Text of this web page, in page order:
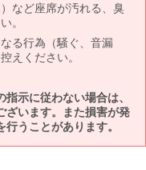
など座席が汚れる、臭
。
る行為（騒ぐ、音漏
えください。
指示に従わない場合は、
ざいます。また損害が発
うことがあります。